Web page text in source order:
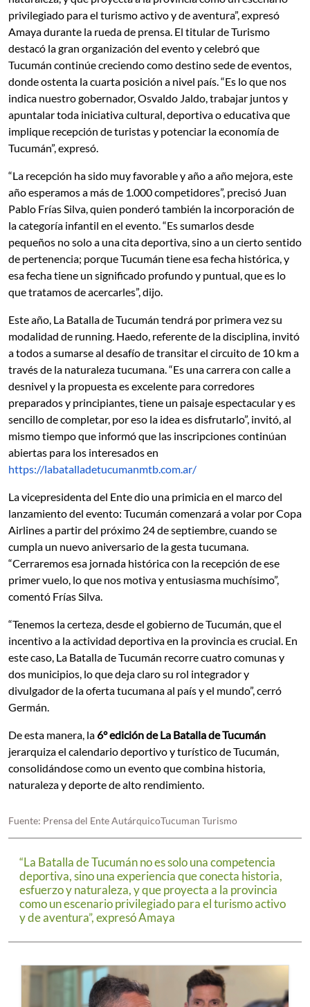
“La Batalla de Tucumán no es solo una competencia
deportiva, sino una experiencia que conecta historia,
esfuerzo y naturaleza, y que proyecta a la provincia
como un escenario privilegiado para el turismo activo
y de aventura”, expresó Amaya
privilegiado para el turismo activo y de aventura”, expresó
Amaya durante la rueda de prensa. El titular de Turismo
destacó la gran organización del evento y celebró que
Tucumán continúe creciendo como destino sede de eventos,
donde ostenta la cuarta posición a nivel país. “Es lo que nos
indica nuestro gobernador, Osvaldo Jaldo, trabajar juntos y
apuntalar toda iniciativa cultural, deportiva o educativa que
implique recepción de turistas y potenciar la economía de
Tucumán”, expresó.
“La recepción ha sido muy favorable y año a año mejora, este
año esperamos a más de 1.000 competidores”, precisó Juan
Pablo Frías Silva, quien ponderó también la incorporación de
la categoría infantil en el evento. “Es sumarlos desde
pequeños no solo a una cita deportiva, sino a un cierto sentido
de pertenencia; porque Tucumán tiene esa fecha histórica, y
esa fecha tiene un significado profundo y puntual, que es lo
que tratamos de acercarles”, dijo.
Este año, La Batalla de Tucumán tendrá por primera vez su
modalidad de running. Haedo, referente de la disciplina, invitó
a todos a sumarse al desafío de transitar el circuito de 10 km a
través de la naturaleza tucumana. “Es una carrera con calle a
desnivel y la propuesta es excelente para corredores
preparados y principiantes, tiene un paisaje espectacular y es
sencillo de completar, por eso la idea es disfrutarlo”, invitó, al
mismo tiempo que informó que las inscripciones continúan
abiertas para los interesados en
https://labatalladetucumanmtb.com.ar/
La vicepresidenta del Ente dio una primicia en el marco del
lanzamiento del evento: Tucumán comenzará a volar por Copa
Airlines a partir del próximo 24 de septiembre, cuando se
cumpla un nuevo aniversario de la gesta tucumana.
“Cerraremos esa jornada histórica con la recepción de ese
primer vuelo, lo que nos motiva y entusiasma muchísimo”,
comentó Frías Silva.
“Tenemos la certeza, desde el gobierno de Tucumán, que el
incentivo a la actividad deportiva en la provincia es crucial. En
este caso, La Batalla de Tucumán recorre cuatro comunas y
dos municipios, lo que deja claro su rol integrador y
divulgador de la oferta tucumana al país y el mundo”, cerró
Germán.
De esta manera, la 6° edición de La Batalla de Tucumán
jerarquiza el calendario deportivo y turístico de Tucumán,
consolidándose como un evento que combina historia,
naturaleza y deporte de alto rendimiento.
Fuente: Prensa del Ente AutárquicoTucuman Turismo